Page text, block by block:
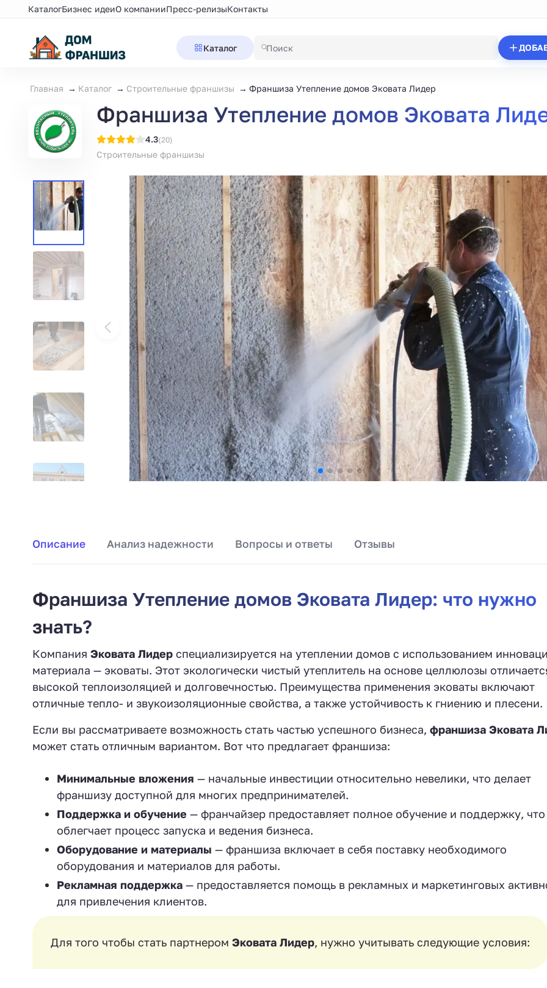
КаталогБизнес идеиО компанииПресс-релизыКонтакты
Каталог
Главная Каталог Строительные франшизы Франшиза Утепление домов Эковата Лидер
Франшиза Утепление домов Эковата
4.3(20)
Строительные франшизы
Описание Анализ надежности Вопросы и ответы Отзывы
Франшиза Утепление домов Эковата Лидер: что нужно
знать?
Компания Эковата Лидер специализируется на утеплении домов с использованием
материала — эковаты. Этот экологически чистый утеплитель на основе целлюлозы
высокой теплоизоляцией и долговечностью. Преимущества применения эковаты включают
отличные тепло- и звукоизоляционные свойства, а также устойчивость к гниению и плесени.
Если вы рассматриваете возможность стать частью успешного бизнеса, франшиза Эковата
может стать отличным вариантом. Вот что предлагает франшиза:
Минимальные вложения — начальные инвестиции относительно невелики, что делает
франшизу доступной для многих предпринимателей.
Поддержка и обучение — франчайзер предоставляет полное обучение и поддержку, что
облегчает процесс запуска и ведения бизнеса.
Оборудование и материалы — франшиза включает в себя поставку необходимого
оборудования и материалов для работы.
Рекламная поддержка — предоставляется помощь в рекламных и маркетинговых
для привлечения клиентов.
Для того чтобы стать партнером Эковата Лидер, нужно учитывать следующие условия: